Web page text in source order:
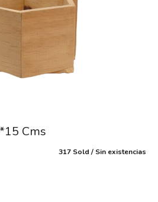
Cms
317 Sold Sin existencias